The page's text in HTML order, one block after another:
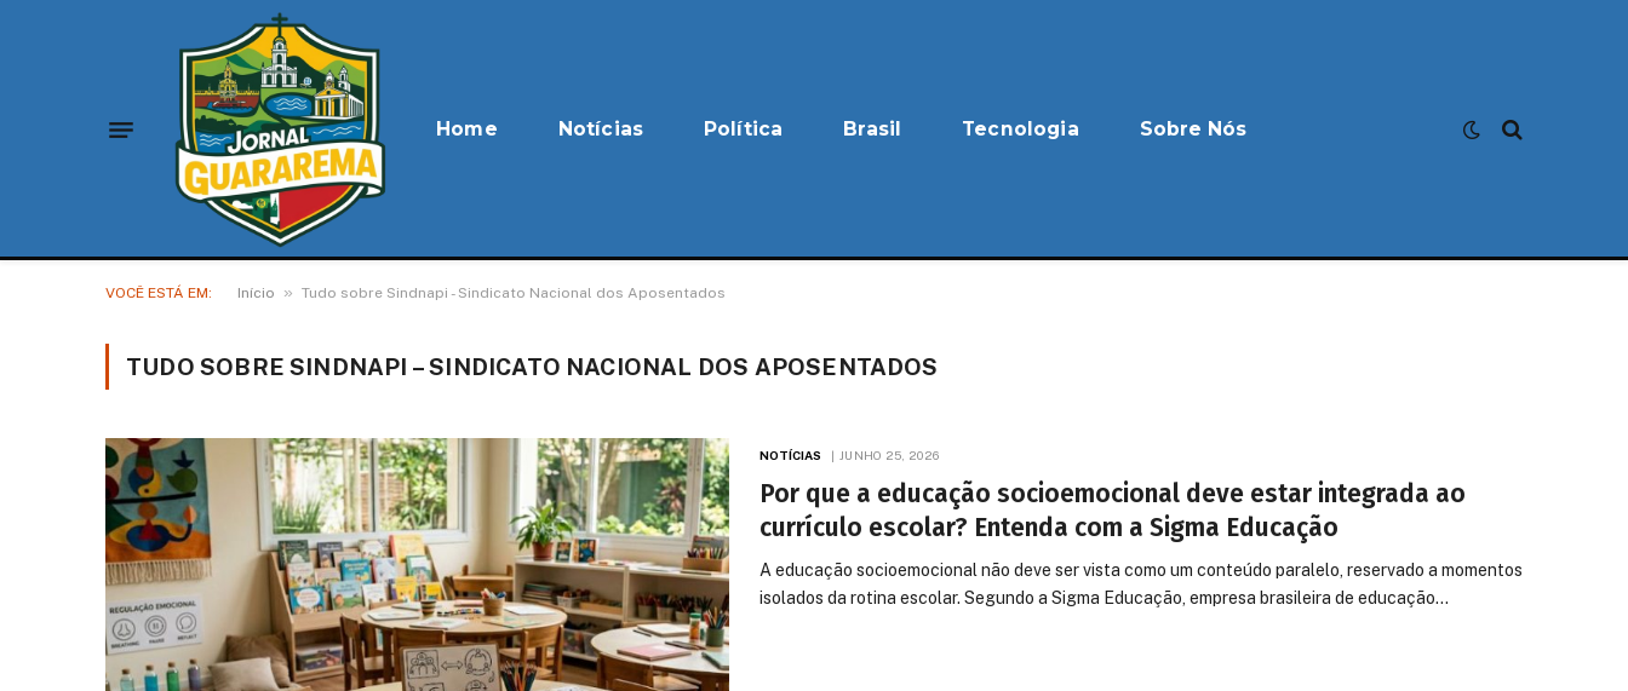
Home Notícias Política Brasil Tecnologia Sobre Nós
VOCÊ ESTÁ EM: Início » Tudo sobre Sindnapi - Sindicato Nacional dos Aposentados
TUDO SOBRE SINDNAPI – SINDICATO NACIONAL DOS APOSENTADOS
NOTÍCIAS JUNHO 25, 2026
Por que a educação socioemocional deve estar integrada ao
currículo escolar? Entenda com a Sigma Educação
A educação socioemocional não deve ser vista como um conteúdo paralelo, reservado a momentos
isolados da rotina escolar. Segundo a Sigma Educação, empresa brasileira de educação…